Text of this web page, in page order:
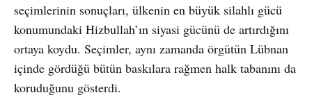
seçimlerinin sonuçları, ülkenin en büyük silahlı gücü
konumundaki Hizbullah’ın siyasi gücünü de artırdığını
ortaya koydu. Seçimler, aynı zamanda örgütün Lübnan
içinde gördüğü bütün baskılara rağmen halk tabanını da
koruduğunu gösterdi.